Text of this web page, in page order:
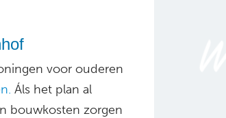
voor ouderen
Áls het plan al
bouwkosten zorgen